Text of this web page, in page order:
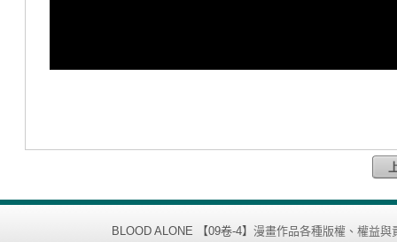
BLOOD ALONE 【09卷-4】 漫畫作品各種版權、權益與